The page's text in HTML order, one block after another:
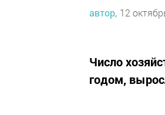
автор, 12
Число
годом,